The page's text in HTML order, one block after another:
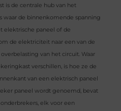
is de centrale hub van het
waar de binnenkomende spanning
elektrische paneel of de
de elektriciteit naar een van de
van het circuit. Waar
verschillen, is hoe ze de
van een elektrisch paneel
paneel wordt genoemd, bevat
elk voor een